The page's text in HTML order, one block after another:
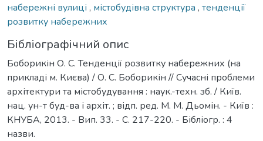
набережні вулиці , містобудівна структура , тенденції
розвитку набережних
Бібліографічний опис
Боборикін О. С. Тенденції розвитку набережних (на
прикладі м. Києва) / О. С. Боборикін // Сучасні проблеми
архітектури та містобудування : наук.-техн. зб. / Київ.
нац. ун-т буд-ва і архіт. ; відп. ред. М. М. Дьомін. - Київ :
КНУБА, 2013. - Вип. 33. - С. 217-220. - Бібліогр. : 4
назви.